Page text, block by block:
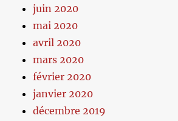
juin 2020
mai 2020
avril 2020
mars 2020
février 2020
janvier 2020
décembre 2019